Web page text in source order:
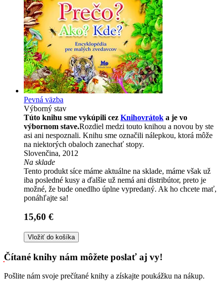
Pevná väzba
Výborný stav
Túto knihu sme vykúpili cez Knihovrátok a je vo
výbornom stave.Rozdiel medzi touto knihou a novou by ste
asi ani nespoznali. Knihu sme označili nálepkou, ktorá môže
na niektorých obaloch zanechať stopy.
Slovenčina, 2012
Na sklade
Tento produkt síce máme aktuálne na sklade, máme však už
iba posledné kusy a ďalšie už nemá ani distribútor, preto je
možné, že bude onedlho úplne vypredaný. Ak ho chcete mať,
ponáhľajte sa!
15,60 €
Vložiť do košíka
Čítané knihy nám môžete poslať aj vy!
Pošlite nám svoje prečítané knihy a získajte poukážku na nákup.